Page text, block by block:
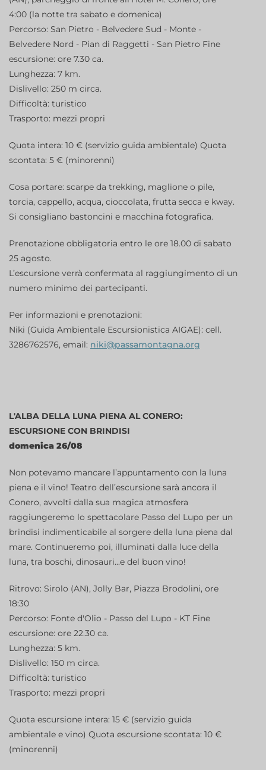
4:00 (la notte tra sabato e domenica)
Percorso: San Pietro - Belvedere Sud - Monte -
Belvedere Nord - Pian di Raggetti - San Pietro Fine
escursione: ore 7.30 ca.
Lunghezza: 7 km.
Dislivello: 250 m circa.
Difficoltà: turistico
Trasporto: mezzi propri
Quota intera: 10 € (servizio guida ambientale) Quota
scontata: 5 € (minorenni)
Cosa portare: scarpe da trekking, maglione o pile,
torcia, cappello, acqua, cioccolata, frutta secca e kway.
Si consigliano bastoncini e macchina fotografica.
Prenotazione obbligatoria entro le ore 18.00 di sabato
25 agosto.
L’escursione verrà confermata al raggiungimento di un
numero minimo dei partecipanti.
Per informazioni e prenotazioni:
Niki (Guida Ambientale Escursionistica AIGAE): cell.
3286762576, email: niki@passamontagna.org
L'ALBA DELLA LUNA PIENA AL CONERO:
ESCURSIONE CON BRINDISI
domenica 26/08
Non potevamo mancare l’appuntamento con la luna
piena e il vino! Teatro dell’escursione sarà ancora il
Conero, avvolti dalla sua magica atmosfera
raggiungeremo lo spettacolare Passo del Lupo per un
brindisi indimenticabile al sorgere della luna piena dal
mare. Continueremo poi, illuminati dalla luce della
luna, tra boschi, dinosauri...e del buon vino!
Ritrovo: Sirolo (AN), Jolly Bar, Piazza Brodolini, ore
18:30
Percorso: Fonte d'Olio - Passo del Lupo - KT Fine
escursione: ore 22.30 ca.
Lunghezza: 5 km.
Dislivello: 150 m circa.
Difficoltà: turistico
Trasporto: mezzi propri
Quota escursione intera: 15 € (servizio guida
ambientale e vino) Quota escursione scontata: 10 €
(minorenni)